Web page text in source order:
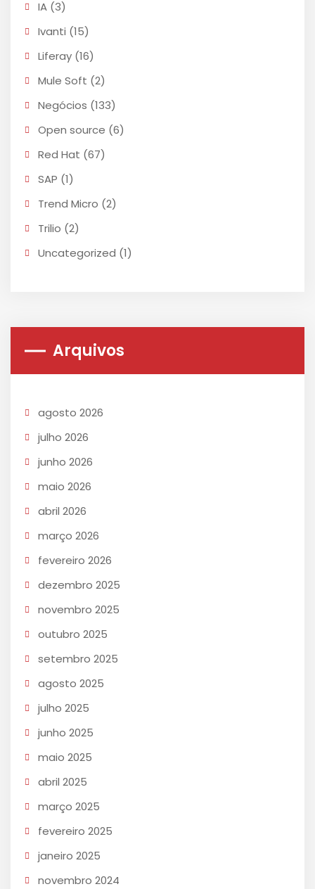
IA (3)
Ivanti (15)
Liferay (16)
Mule Soft (2)
Negócios (133)
Open source (6)
Red Hat (67)
SAP (1)
Trend Micro (2)
Trilio (2)
Uncategorized (1)
Arquivos
agosto 2026
julho 2026
junho 2026
maio 2026
abril 2026
março 2026
fevereiro 2026
dezembro 2025
novembro 2025
outubro 2025
setembro 2025
agosto 2025
julho 2025
junho 2025
maio 2025
abril 2025
março 2025
fevereiro 2025
janeiro 2025
novembro 2024